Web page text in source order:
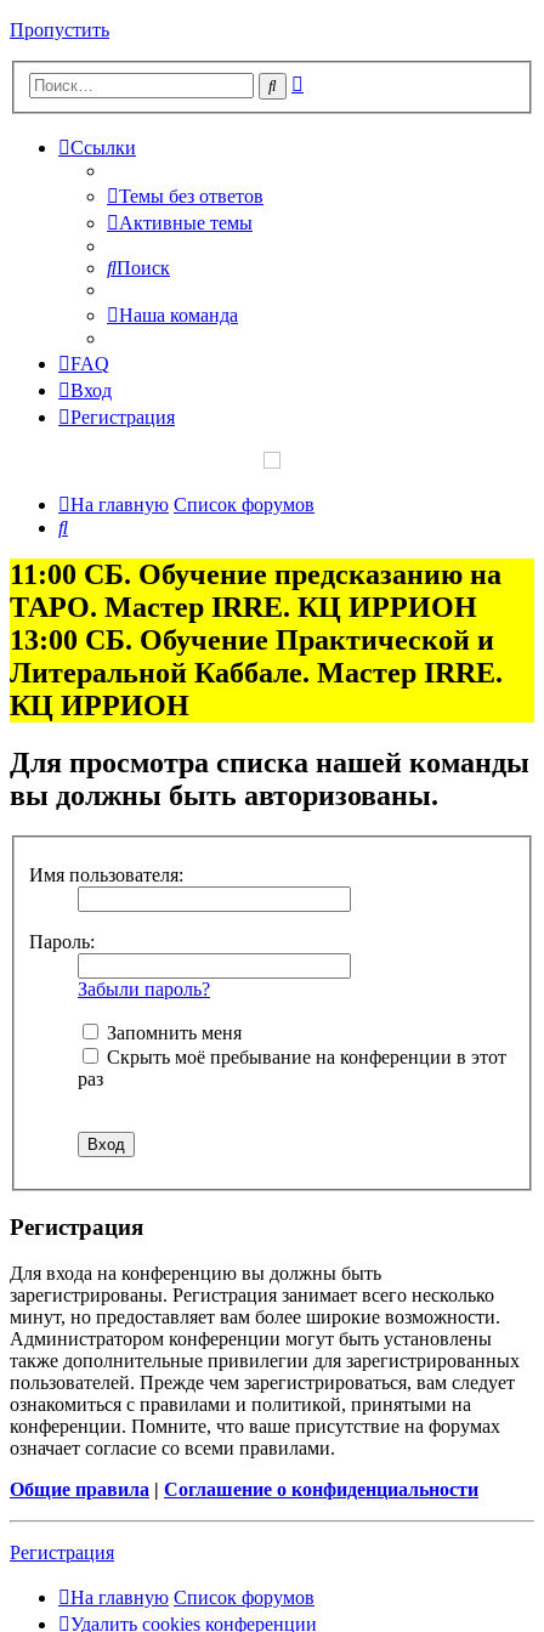
Пропустить
Поиск
Ссылки
Темы без ответов
Активные темы
Поиск
Наша команда
FAQ
Вход
Регистрация
На главную Список форумов
Поиск
11:00 СБ. Обучение предсказанию на
ТАРО. Мастер IRRE. КЦ ИРРИОН
13:00 СБ. Обучение Практической и
Литеральной Каббале. Мастер IRRE.
КЦ ИРРИОН
Для просмотра списка нашей команды
вы должны быть авторизованы.
Имя пользователя:
Пароль:
Забыли пароль?
Запомнить меня
Скрыть моё пребывание на конференции в этот
раз
Регистрация
Для входа на конференцию вы должны быть
зарегистрированы. Регистрация занимает всего несколько
минут, но предоставляет вам более широкие возможности.
Администратором конференции могут быть установлены
также дополнительные привилегии для зарегистрированных
пользователей. Прежде чем зарегистрироваться, вам следует
ознакомиться с правилами и политикой, принятыми на
конференции. Помните, что ваше присутствие на форумах
означает согласие со всеми правилами.
Общие правила | Соглашение о конфиденциальности
Регистрация
На главную Список форумов
Удалить cookies конференции